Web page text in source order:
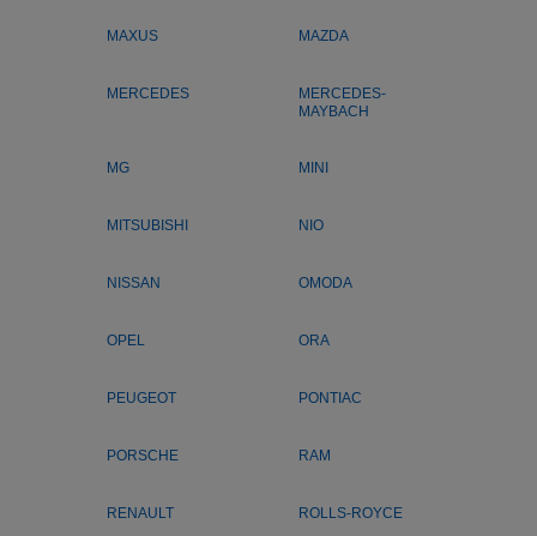
MAXUS MAZDA
MERCEDES
MERCEDES-
MAYBACH
MG MINI
MITSUBISHI NIO
NISSAN OMODA
OPEL ORA
PEUGEOT PONTIAC
PORSCHE RAM
RENAULT ROLLS-ROYCE